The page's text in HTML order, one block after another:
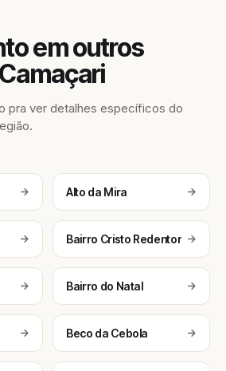
em outros
pra ver detalhes específicos do
Alto da Mira
Bairro Cristo Redentor
Bairro do Natal
Beco da Cebola